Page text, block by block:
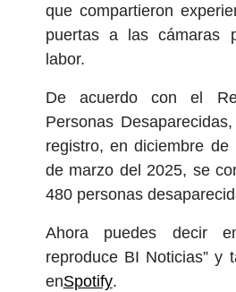
que compartieron
puertas a las cámaras
labor.
De acuerdo con el
Personas
registro, en diciembre
de marzo del 2025, se
480 personas
Ahora puedes decir
reproduce BI Noticias” y
enSpotify.